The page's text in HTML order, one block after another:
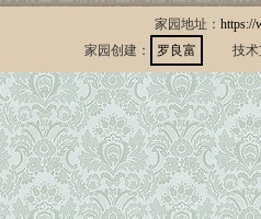
家园地址： https://
家园创建：
罗良富 技术